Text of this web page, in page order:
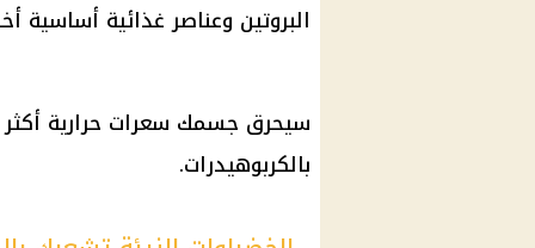
البروتين وعناصر غذائية أساسية
سيحرق جسمك سعرات حرارية أكثر
بالكربوهيدرات.